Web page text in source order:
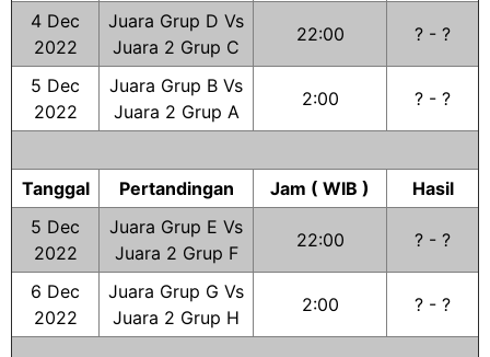
4 Dec
2022
Juara Grup D Vs
Juara 2 Grup C
22:00 ? - ?
5 Dec
2022
Juara Grup B Vs
Juara 2 Grup A
2:00 ? - ?
Tanggal Pertandingan Jam ( WIB )
Hasil
5 Dec
2022
Juara Grup E Vs
Juara 2 Grup F
22:00 ? - ?
6 Dec
2022
Juara Grup G Vs
Juara 2 Grup H
2:00 ? - ?